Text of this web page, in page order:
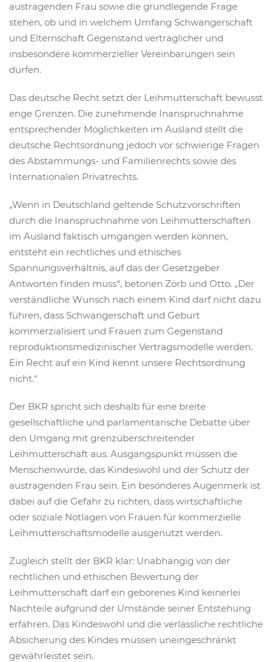
austragenden Frau sowie die grundlegende Frage
stehen, ob und in welchem Umfang Schwangerschaft
und Elternschaft Gegenstand vertraglicher und
insbesondere kommerzieller Vereinbarungen sein
dürfen.
Das deutsche Recht setzt der Leihmutterschaft bewusst
enge Grenzen. Die zunehmende Inanspruchnahme
entsprechender Möglichkeiten im Ausland stellt die
deutsche Rechtsordnung jedoch vor schwierige Fragen
des Abstammungs- und Familienrechts sowie des
Internationalen Privatrechts.
„Wenn in Deutschland geltende Schutzvorschriften
durch die Inanspruchnahme von Leihmutterschaften
im Ausland faktisch umgangen werden können,
entsteht ein rechtliches und ethisches
Spannungsverhältnis, auf das der Gesetzgeber
Antworten finden muss“, betonen Zörb und Otto. „Der
verständliche Wunsch nach einem Kind darf nicht dazu
führen, dass Schwangerschaft und Geburt
kommerzialisiert und Frauen zum Gegenstand
reproduktionsmedizinischer Vertragsmodelle werden.
Ein Recht auf ein Kind kennt unsere Rechtsordnung
nicht.“
Der BKR spricht sich deshalb für eine breite
gesellschaftliche und parlamentarische Debatte über
den Umgang mit grenzüberschreitender
Leihmutterschaft aus. Ausgangspunkt müssen die
Menschenwürde, das Kindeswohl und der Schutz der
austragenden Frau sein. Ein besonderes Augenmerk ist
dabei auf die Gefahr zu richten, dass wirtschaftliche
oder soziale Notlagen von Frauen für kommerzielle
Leihmutterschaftsmodelle ausgenutzt werden.
Zugleich stellt der BKR klar: Unabhängig von der
rechtlichen und ethischen Bewertung der
Leihmutterschaft darf ein geborenes Kind keinerlei
Nachteile aufgrund der Umstände seiner Entstehung
erfahren. Das Kindeswohl und die verlässliche rechtliche
Absicherung des Kindes müssen uneingeschränkt
gewährleistet sein.